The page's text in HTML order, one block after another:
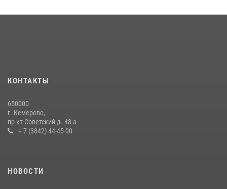
20 июля 2026, 10:54
с покупками
20 июля 2026, 08:52
КОНТАКТЫ
650000
г. Кемерово,
пр-кт Советский д. 48 а
+ 7 (3842) 44-45-00
НОВОСТИ